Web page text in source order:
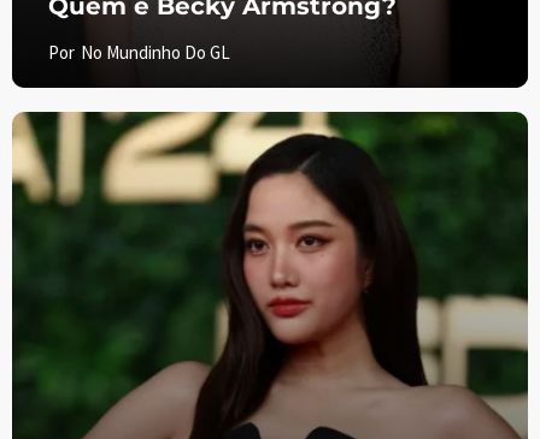
Quem é Becky Armstrong?
Por No Mundinho Do GL